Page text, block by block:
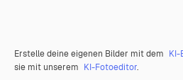
Erstelle deine eigenen Bilder mit dem KI-
sie mit unserem KI-Fotoeditor.